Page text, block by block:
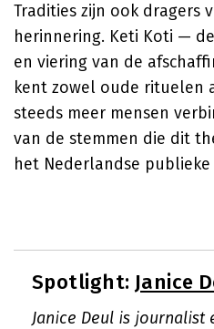
Tradities zijn ook dragers
herinnering. Keti Koti —
en viering van de
kent zowel oude rituelen
steeds meer mensen
van de stemmen die dit
het Nederlandse
Spotlight: Janice
Janice Deul is